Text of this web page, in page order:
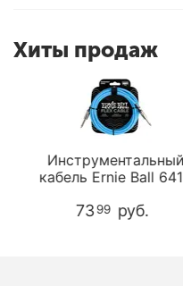
Хиты продаж
Инструментальный
кабель Ernie Ball 6412
73 99 руб.